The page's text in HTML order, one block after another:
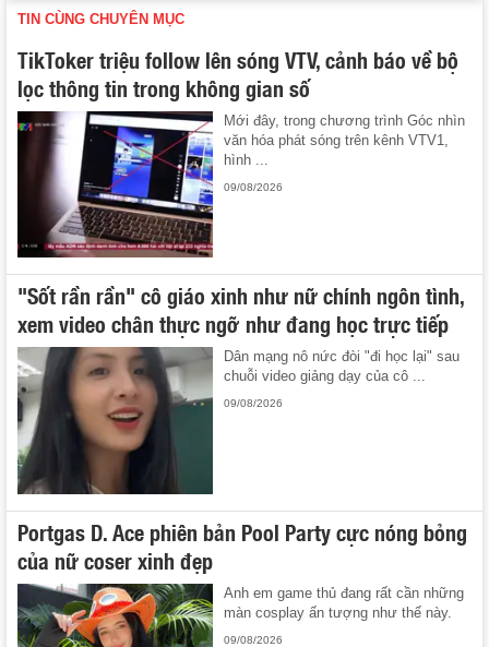
TIN CÙNG CHUYÊN MỤC
TikToker triệu follow lên sóng VTV, cảnh báo về bộ
lọc thông tin trong không gian số
Mới đây, trong chương trình Góc nhìn
văn hóa phát sóng trên kênh VTV1,
hình ...
09/08/2026
"Sốt rần rần" cô giáo xinh như nữ chính ngôn tình,
xem video chân thực ngỡ như đang học trực tiếp
Dân mạng nô nức đòi "đi học lại" sau
chuỗi video giảng dạy của cô ...
09/08/2026
Portgas D. Ace phiên bản Pool Party cực nóng bỏng
của nữ coser xinh đẹp
Anh em game thủ đang rất cần những
màn cosplay ấn tượng như thế này.
09/08/2026